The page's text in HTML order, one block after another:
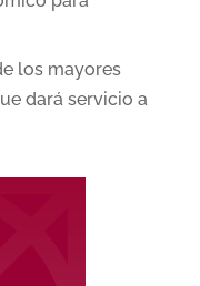
los mayores
dará servicio a